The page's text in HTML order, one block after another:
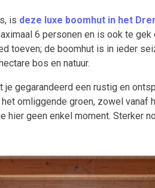
is deze luxe boomhut in het
6 personen en is ook te
toeven; de boomhut is in ieder
bos en natuur.
je gegarandeerd een rustig en
omliggende groen, zowel vanaf
hier geen enkel moment. Sterker